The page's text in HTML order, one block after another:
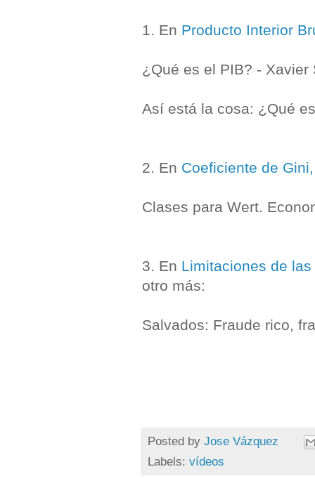
1. En Producto Interior
¿Qué es el PIB? - Xavier
Así está la cosa: ¿Qué
2. En Coeficiente de
Clases para Wert.
3. En Limitaciones de
otro más:
Salvados: Fraude rico,
Posted by Jose Vázquez
Labels: vídeos